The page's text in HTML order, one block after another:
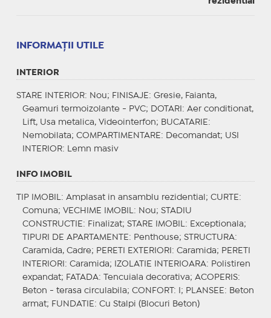
INFORMAŢII UTILE
INTERIOR
STARE INTERIOR: Nou; FINISAJE : Gresie, Faianta,
Geamuri termoizolante - PVC;
DOTARI : Aer conditionat,
Lift, Usa metalica, Videointerfon; BUCATARIE :
Nemobilata; COMPARTIMENTARE : Decomandat; USI
INTERIOR: Lemn masiv
INFO IMOBIL
TIP IMOBIL : Amplasat in ansamblu rezidential; CURTE :
Comuna; VECHIME IMOBIL : Nou; STADIU
CONSTRUCTIE : Finalizat; STARE IMOBIL : Exceptionala;
TIPURI DE APARTAMENTE : Penthouse; STRUCTURA:
Caramida, Cadre; PERETI EXTERIORI : Caramida; PERETI
INTERIORI : Caramida; IZOLATIE INTERIOARA: Polistiren
expandat; FATADA: Tencuiala decorativa; ACOPERIS:
Beton - terasa circulabila; CONFORT : I; PLANSEE : Beton
armat; FUNDATIE : Cu Stalpi (Blocuri Beton)